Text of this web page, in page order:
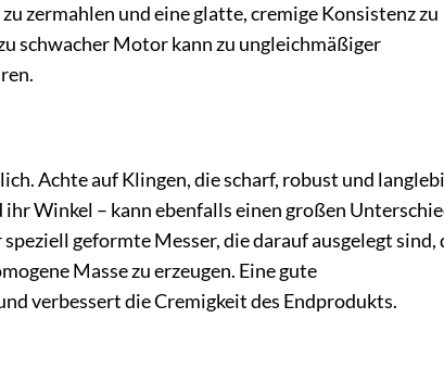
zermahlen und eine glatte, cremige Konsistenz zu
schwacher Motor kann zu ungleichmäßiger
Achte auf Klingen, die scharf, robust und
Winkel – kann ebenfalls einen großen
geformte Messer, die darauf ausgelegt sind,
Masse zu erzeugen. Eine gute
verbessert die Cremigkeit des Endprodukts.